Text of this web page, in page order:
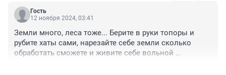
Гость
12 ноября 2024, 03:41
Земли много, леса тоже... Берите в руки топоры и
рубите хаты сами, нарезайте себе земли сколько
обработать сможете и живите себе вольной